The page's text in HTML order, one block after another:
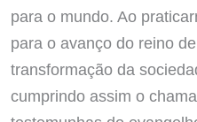
para o mundo. Ao
para o avanço do reino
transformação da
cumprindo assim o